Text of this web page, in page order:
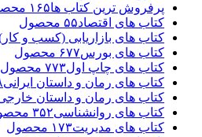
پرفروش ترین کتاب ها۱۶۵
کتاب های اقتصاد۵۵ محصول
کتاب های بازاریابی (کسب و
کتاب های بورس۶۷۷ محصول
کتاب های چاپ اول۷۷۳ محصول
کتاب های رمان و داستان ایرانی
کتاب های رمان و داستان
کتاب های روانشناسی۳۵۲
کتاب های مدیریت۱۷۳ محصول